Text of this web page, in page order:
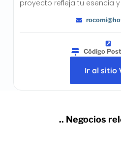
proyecto refleja tu esencia
Código
Ir al sitio
.. Negocios